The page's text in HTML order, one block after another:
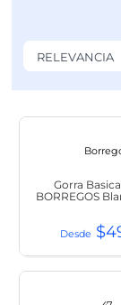
RELEVANCIA
Gorra
BORREGOS
$